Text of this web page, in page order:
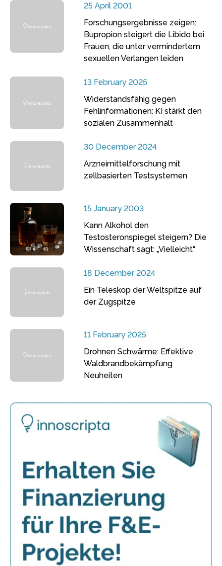
25 April 2001
Forschungsergebnisse zeigen:
Bupropion steigert die Libido bei
Frauen, die unter vermindertem
sexuellen Verlangen leiden
13 February 2025
Widerstandsfähig gegen
Fehlinformationen: KI stärkt den
sozialen Zusammenhalt
30 December 2024
Arzneimittelforschung mit
zellbasierten Testsystemen
15 January 2003
Kann Alkohol den
Testosteronspiegel steigern? Die
Wissenschaft sagt: „Vielleicht“
18 December 2024
Ein Teleskop der Weltspitze auf
der Zugspitze
11 February 2025
Drohnen Schwärme: Effektive
Waldbrandbekämpfung
Neuheiten